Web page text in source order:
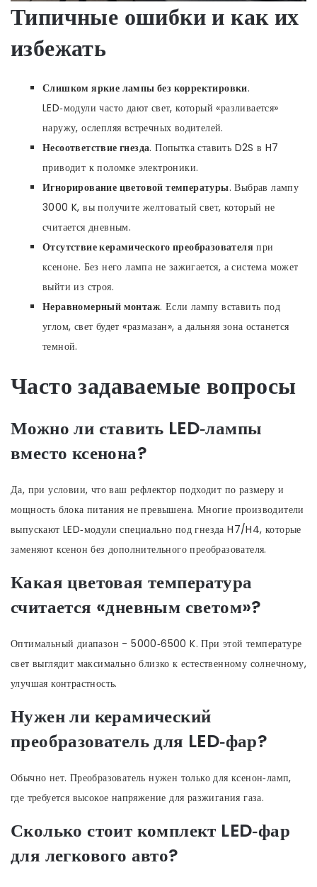
Типичные ошибки и как их
избежать
Слишком яркие лампы без корректировки.
LED‑модули часто дают свет, который «разливается»
наружу, ослепляя встречных водителей.
Несоответствие гнезда. Попытка ставить D2S в H7
приводит к поломке электроники.
Игнорирование цветовой температуры. Выбрав лампу
3000 K, вы получите желтоватый свет, который не
считается дневным.
Отсутствие керамического преобразователя при
ксеноне. Без него лампа не зажигается, а система может
выйти из строя.
Неравномерный монтаж. Если лампу вставить под
углом, свет будет «размазан», а дальняя зона останется
темной.
Часто задаваемые вопросы
Можно ли ставить LED‑лампы
вместо ксенона?
Да, при условии, что ваш рефлектор подходит по размеру и
мощность блока питания не превышена. Многие производители
выпускают LED‑модули специально под гнезда H7/H4, которые
заменяют ксенон без дополнительного преобразователя.
Какая цветовая температура
считается «дневным светом»?
Оптимальный диапазон - 5000‑6500 K. При этой температуре
свет выглядит максимально близко к естественному солнечному,
улучшая контрастность.
Нужен ли керамический
преобразователь для LED‑фар?
Обычно нет. Преобразователь нужен только для ксенон‑ламп,
где требуется высокое напряжение для разжигания газа.
Сколько стоит комплект LED‑фар
для легкового авто?